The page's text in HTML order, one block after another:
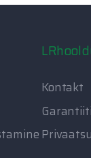
Kontakt